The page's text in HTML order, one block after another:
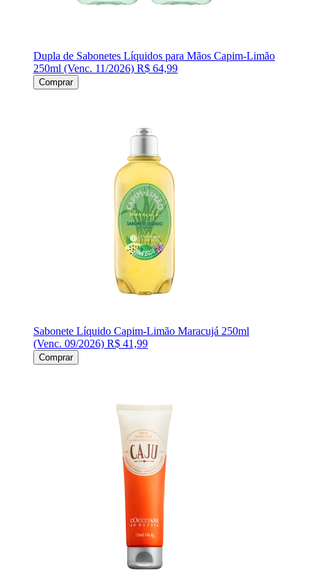
Dupla de Sabonetes Líquidos para Mãos Capim-Limão
250ml (Venc. 11/2026) R$ 64,99
Comprar
Sabonete Líquido Capim-Limão Maracujá 250ml
(Venc. 09/2026) R$ 41,99
Comprar